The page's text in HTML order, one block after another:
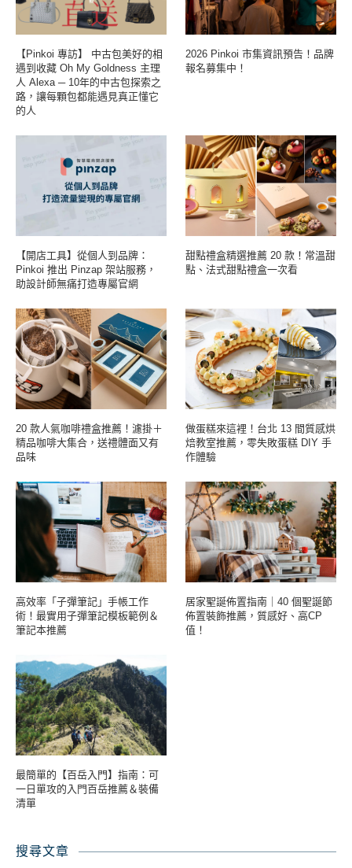
【Pinkoi 專訪】 中古包美好的相
遇到收藏 Oh My Goldness 主理
人 Alexa ─ 10年的中古包探索之
路，讓每顆包都能遇見真正懂它
的人
2026 Pinkoi 市集資訊預告！品牌
報名募集中！
【開店工具】從個人到品牌：
Pinkoi 推出 Pinzap 架站服務，
助設計師無痛打造專屬官網
甜點禮盒精選推薦 20 款！常溫甜
點、法式甜點禮盒一次看
20 款人氣咖啡禮盒推薦！濾掛＋
精品咖啡大集合，送禮體面又有
品味
做蛋糕來這裡！台北 13 間質感烘
焙教室推薦，零失敗蛋糕 DIY 手
作體驗
高效率「子彈筆記」手帳工作
術！最實用子彈筆記模板範例＆
筆記本推薦
居家聖誕佈置指南｜40 個聖誕節
佈置裝飾推薦，質感好、高CP
值！
最簡單的【百岳入門】指南：可
一日單攻的入門百岳推薦＆裝備
清單
搜尋文章